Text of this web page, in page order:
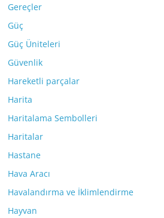
Gereçler
Güç
Güç Üniteleri
Güvenlik
Hareketli parçalar
Harita
Haritalama Sembolleri
Haritalar
Hastane
Hava Aracı
Havalandırma ve İklimlendirme
Hayvan